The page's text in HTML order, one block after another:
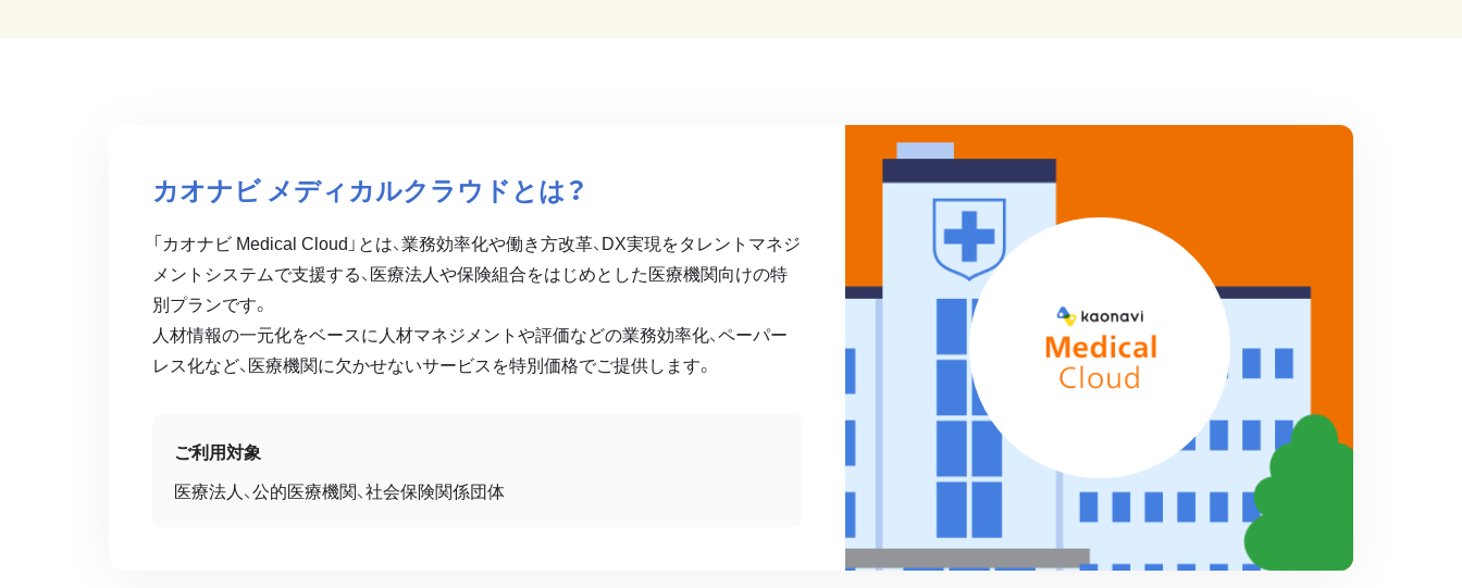
カオナビ メディカルクラウドとは？
「カオナビ Medical Cloud」とは、業務効率化や働き方改革、DX実現をタレントマネジ
メントシステムで支援する、医療法人や保険組合をはじめとした医療機関向けの特
別プランです。
人材情報の一元化をベースに人材マネジメントや評価などの業務効率化、ペーパー
レス化など、医療機関に欠かせないサービスを特別価格でご提供します。
ご利用対象
医療法人、公的医療機関、社会保険関係団体